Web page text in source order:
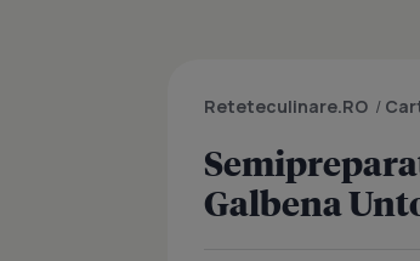
Reteteculinare.RO /
Galbena